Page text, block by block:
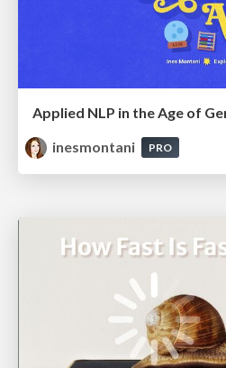
Applied NLP in the Age of
inesmontani
PRO